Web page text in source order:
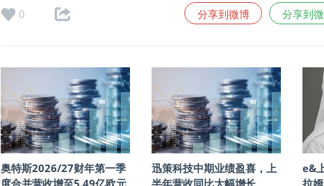
0 分享到微博 分享到
奥特斯2026/27财年第一季
迅策科技中期业绩盈喜，上
e&